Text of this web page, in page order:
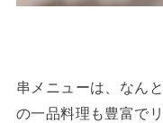
串メニューは、なん
の一品料理も豊富で